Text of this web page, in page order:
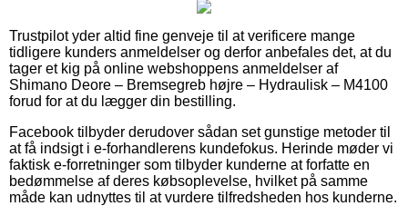
Trustpilot yder altid fine genveje til at verificere mange
tidligere kunders anmeldelser og derfor anbefales det, at du
tager et kig på online webshoppens anmeldelser af
Shimano Deore – Bremsegreb højre – Hydraulisk – M4100
forud for at du lægger din bestilling.
Facebook tilbyder derudover sådan set gunstige metoder til
at få indsigt i e-forhandlerens kundefokus. Herinde møder vi
faktisk e-forretninger som tilbyder kunderne at forfatte en
bedømmelse af deres købsoplevelse, hvilket på samme
måde kan udnyttes til at vurdere tilfredsheden hos kunderne.